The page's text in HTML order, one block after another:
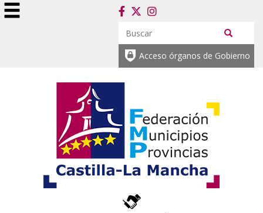
Acceso órganos de Gobierno